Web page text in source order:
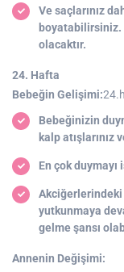
Ve saçlarınız
boyatabilirsiniz.
olacaktır.
24. Hafta
Bebeğin Gelişimi:
Bebeğinizin
kalp atışlarınız
En çok
yutkunmaya
gelme şansı
Annenin Değişimi: